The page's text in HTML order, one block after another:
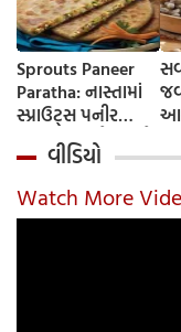
Sprouts Paneer
Paratha: નાસ્તામાં
સ્પ્રાઉટ્સ પનીર
પરાઠા બનાવો, તમને
પ્રોટીનનો ડબલ ડોઝ
મળશે
વીડિયો
Watch More